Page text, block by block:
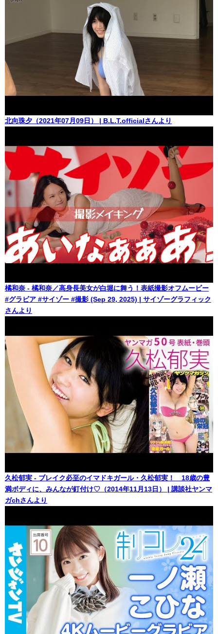
北向珠夕（2021年07月09日） | B.L.T.officialさんより
橘和奈 - 橘和奈／高身長美女が白堀に舞う！表紙撮影オフムービー
#グラビア #サイゾー #撮影 (Sep 29, 2025) | サイゾーグラフィック
さんより
久松郁実 - ブレイク必至のイマドキガール・久松郁実！ 18歳の豊
満ボディに、みんなが釘付け♡（2014年11月13日） | 講談社ヤンマ
ガchさんより